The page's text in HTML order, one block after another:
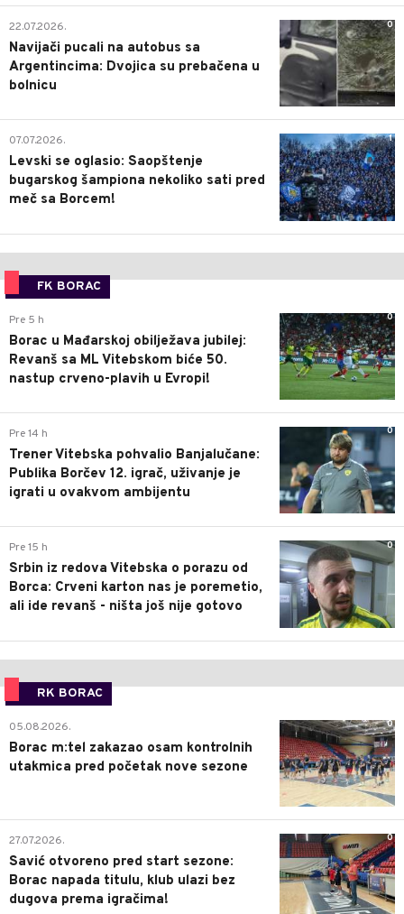
0
22.07.2026.
Navijači pucali na autobus sa
Argentincima: Dvojica su prebačena u
bolnicu
1
07.07.2026.
Levski se oglasio: Saopštenje
bugarskog šampiona nekoliko sati pred
meč sa Borcem!
FK BORAC
0
Pre 5 h
Borac u Mađarskoj obilježava jubilej:
Revanš sa ML Vitebskom biće 50.
nastup crveno-plavih u Evropi!
0
Pre 14 h
Trener Vitebska pohvalio Banjalučane:
Publika Borčev 12. igrač, uživanje je
igrati u ovakvom ambijentu
0
Pre 15 h
Srbin iz redova Vitebska o porazu od
Borca: Crveni karton nas je poremetio,
ali ide revanš - ništa još nije gotovo
RK BORAC
0
05.08.2026.
Borac m:tel zakazao osam kontrolnih
utakmica pred početak nove sezone
0
27.07.2026.
Savić otvoreno pred start sezone:
Borac napada titulu, klub ulazi bez
dugova prema igračima!